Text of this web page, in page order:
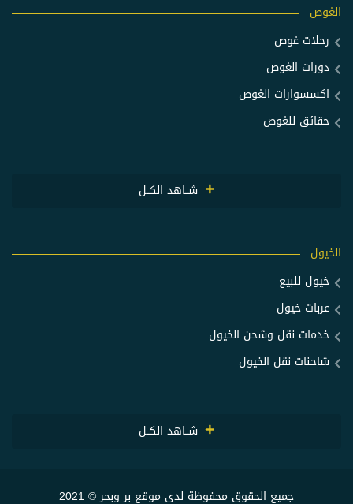
الغوص
رحلات غوص
دورات الغوص
اكسسوارات الغوص
حقائق للغوص
شــاهد الكــل
الخيول
خيول للبيع
عربات خيول
خدمات نقل وشحن الخيول
شاحنات نقل الخيول
شــاهد الكــل
جميع الحقوق محفوظة لدى موقع بر وبحر © 2021